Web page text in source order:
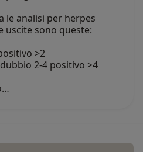
le analisi per herpes
uscite sono queste:
>2
2-4 positivo >4